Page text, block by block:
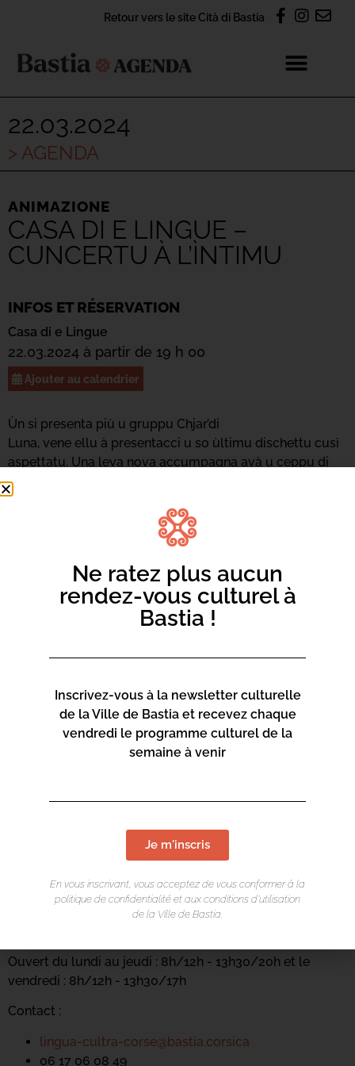
Retour vers le site Cità di Bastia
22.03.2024
> AGENDA
ANIMAZIONE
CASA DI E LINGUE –
CUNCERTU À L’ÌNTIMU
INFOS ET RÉSERVATION
Casa di e Lingue
22.03.2024 à partir de 19 h 00
Ajouter au calendrier
Ùn si presenta più u gruppu Chjar’di
Luna, vene ellu à presentacci u so ùltimu dischettu cusì
aspettatu. Una leva nova accumpagna avà u ceppu di
prima, sempre in u listessu solcu. Affaccati per
l’anteprima in Casa di e Lingue !
Casa di e Lingue
Ouvert du lundi au jeudi : 8h/12h - 13h30/20h et le
vendredi : 8h/12h - 13h30/17h
Contact :
lingua-cultra-corse@bastia.corsica
06 17 06 08 49
Ne ratez plus aucun
rendez-vous culturel à
Bastia !
Inscrivez-vous à la newsletter culturelle
de la Ville de Bastia et recevez chaque
vendredi le programme culturel de la
semaine à venir
Je m'inscris
En vous inscrivant, vous acceptez de vous conformer à la
politique de confidentialité et aux conditions d’utilisation
de la Ville de Bastia.